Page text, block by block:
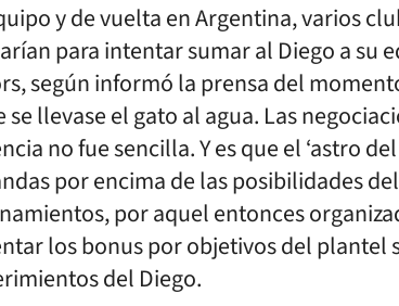
y de vuelta en Argentina, varios
para intentar sumar al Diego a su
según informó la prensa del
se llevase el gato al agua. Las
no fue sencilla. Y es que el ‘astro
por encima de las posibilidades
por aquel entonces
los bonus por objetivos del plantel
del Diego.